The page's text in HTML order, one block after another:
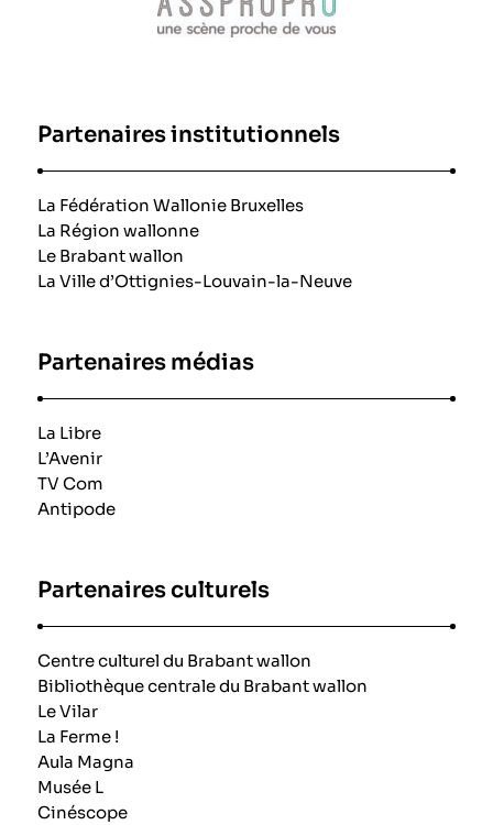
Partenaires institutionnels
La Fédération Wallonie Bruxelles
La Région wallonne
Le Brabant wallon
La Ville d’Ottignies-Louvain-la-Neuve
Partenaires médias
La Libre
L’Avenir
TV Com
Antipode
Partenaires culturels
Centre culturel du Brabant wallon
Bibliothèque centrale du Brabant wallon
Le Vilar
La Ferme !
Aula Magna
Musée L
Cinéscope